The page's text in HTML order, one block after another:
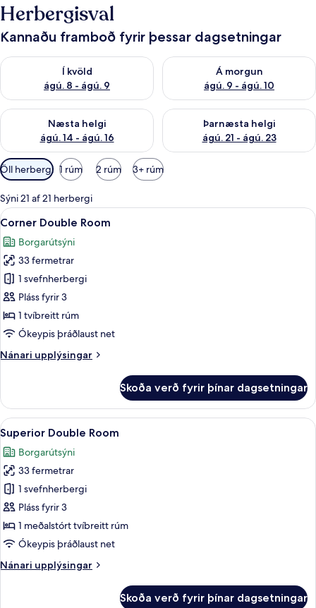
Herbergisval
Kannaðu framboð fyrir þessar dagsetningar
Í kvöld
ágú. 8 - ágú. 9
Athuga framboð í kvöld ágú. 8 - ágú. 9
Á morgun
ágú. 9 - ágú. 10
Athuga framboð á morgun
Næsta helgi
ágú. 14 - ágú. 16
Athuga framboð næstu helgi ágú. 14 - ágú. 16
Þarnæsta helgi
ágú. 21 - ágú. 23
Athuga framboð þarnæstu
Síur
í
boði
fyrir
herbergi
Öll herbergi 1 rúm 2 rúm 3+ rúm
Sýni 21 af 21 herbergi
Skoða
allar
myndir
fyrir
Corner
Double
Room
Corner Double Room | Öryggishólf
9
Corner Double Room
Borgarútsýni
33 fermetrar
1 svefnherbergi
Pláss fyrir 3
1 tvíbreitt rúm
Ókeypis þráðlaust net
Nánari upplýsingar
Nánari
Double
Room
Skoða verð fyrir þínar dagsetningar
Skoða
allar
myndir
fyrir
Superior
Double
Room
Superior Double Room |
7
Superior Double Room
Borgarútsýni
33 fermetrar
1 svefnherbergi
Pláss fyrir 3
1 meðalstórt tvíbreitt rúm
Ókeypis þráðlaust net
Nánari upplýsingar
Nánari
Skoða verð fyrir þínar dagsetningar